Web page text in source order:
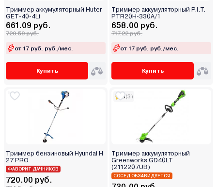
Триммер аккумуляторный Huter
GET-40-4Li
661.09 руб.
720.59 руб.
от 17 руб. руб./мес.
Купить
Триммер аккумуляторный P.I.T.
PTR20H-330A/1
658.00 руб.
717.22 руб.
от 17 руб. руб./мес.
Купить
Триммер бензиновый Hyundai H
27 PRO
ФАВОРИТ ДАЧНИКОВ
720.00 руб.
5(3)
Триммер аккумуляторный
Greenworks GD40LT
(2112207UB)
СОСЕД ОБЗАВИДУЕТСЯ